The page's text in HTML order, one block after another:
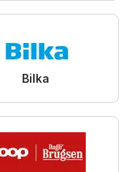
Bilka